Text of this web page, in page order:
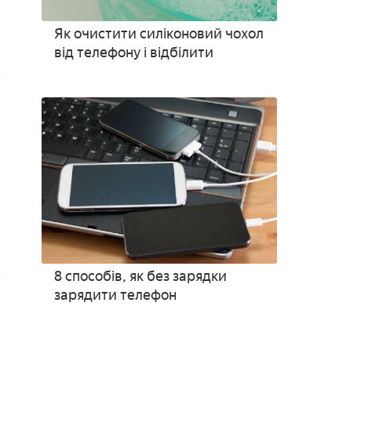
Як очистити силіконовий чохол
від телефону і відбілити
8 способів, як без зарядки
зарядити телефон